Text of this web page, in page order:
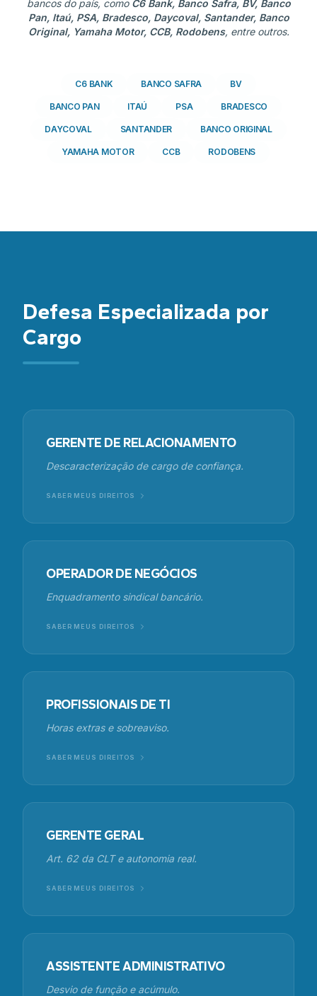
bancos do país, como C6 Bank, Banco Safra, BV, Banco
Pan, Itaú, PSA, Bradesco, Daycoval, Santander, Banco
Original, Yamaha Motor, CCB, Rodobens, entre outros.
C6 BANK BANCO SAFRA BV
BANCO PAN ITAÚ PSA BRADESCO
DAYCOVAL SANTANDER BANCO ORIGINAL
YAMAHA MOTOR CCB RODOBENS
Defesa Especializada por
Cargo
GERENTE DE RELACIONAMENTO
Descaracterização de cargo de confiança.
SABER MEUS DIREITOS
OPERADOR DE NEGÓCIOS
Enquadramento sindical bancário.
SABER MEUS DIREITOS
PROFISSIONAIS DE TI
Horas extras e sobreaviso.
SABER MEUS DIREITOS
GERENTE GERAL
Art. 62 da CLT e autonomia real.
SABER MEUS DIREITOS
ASSISTENTE ADMINISTRATIVO
Desvio de função e acúmulo.